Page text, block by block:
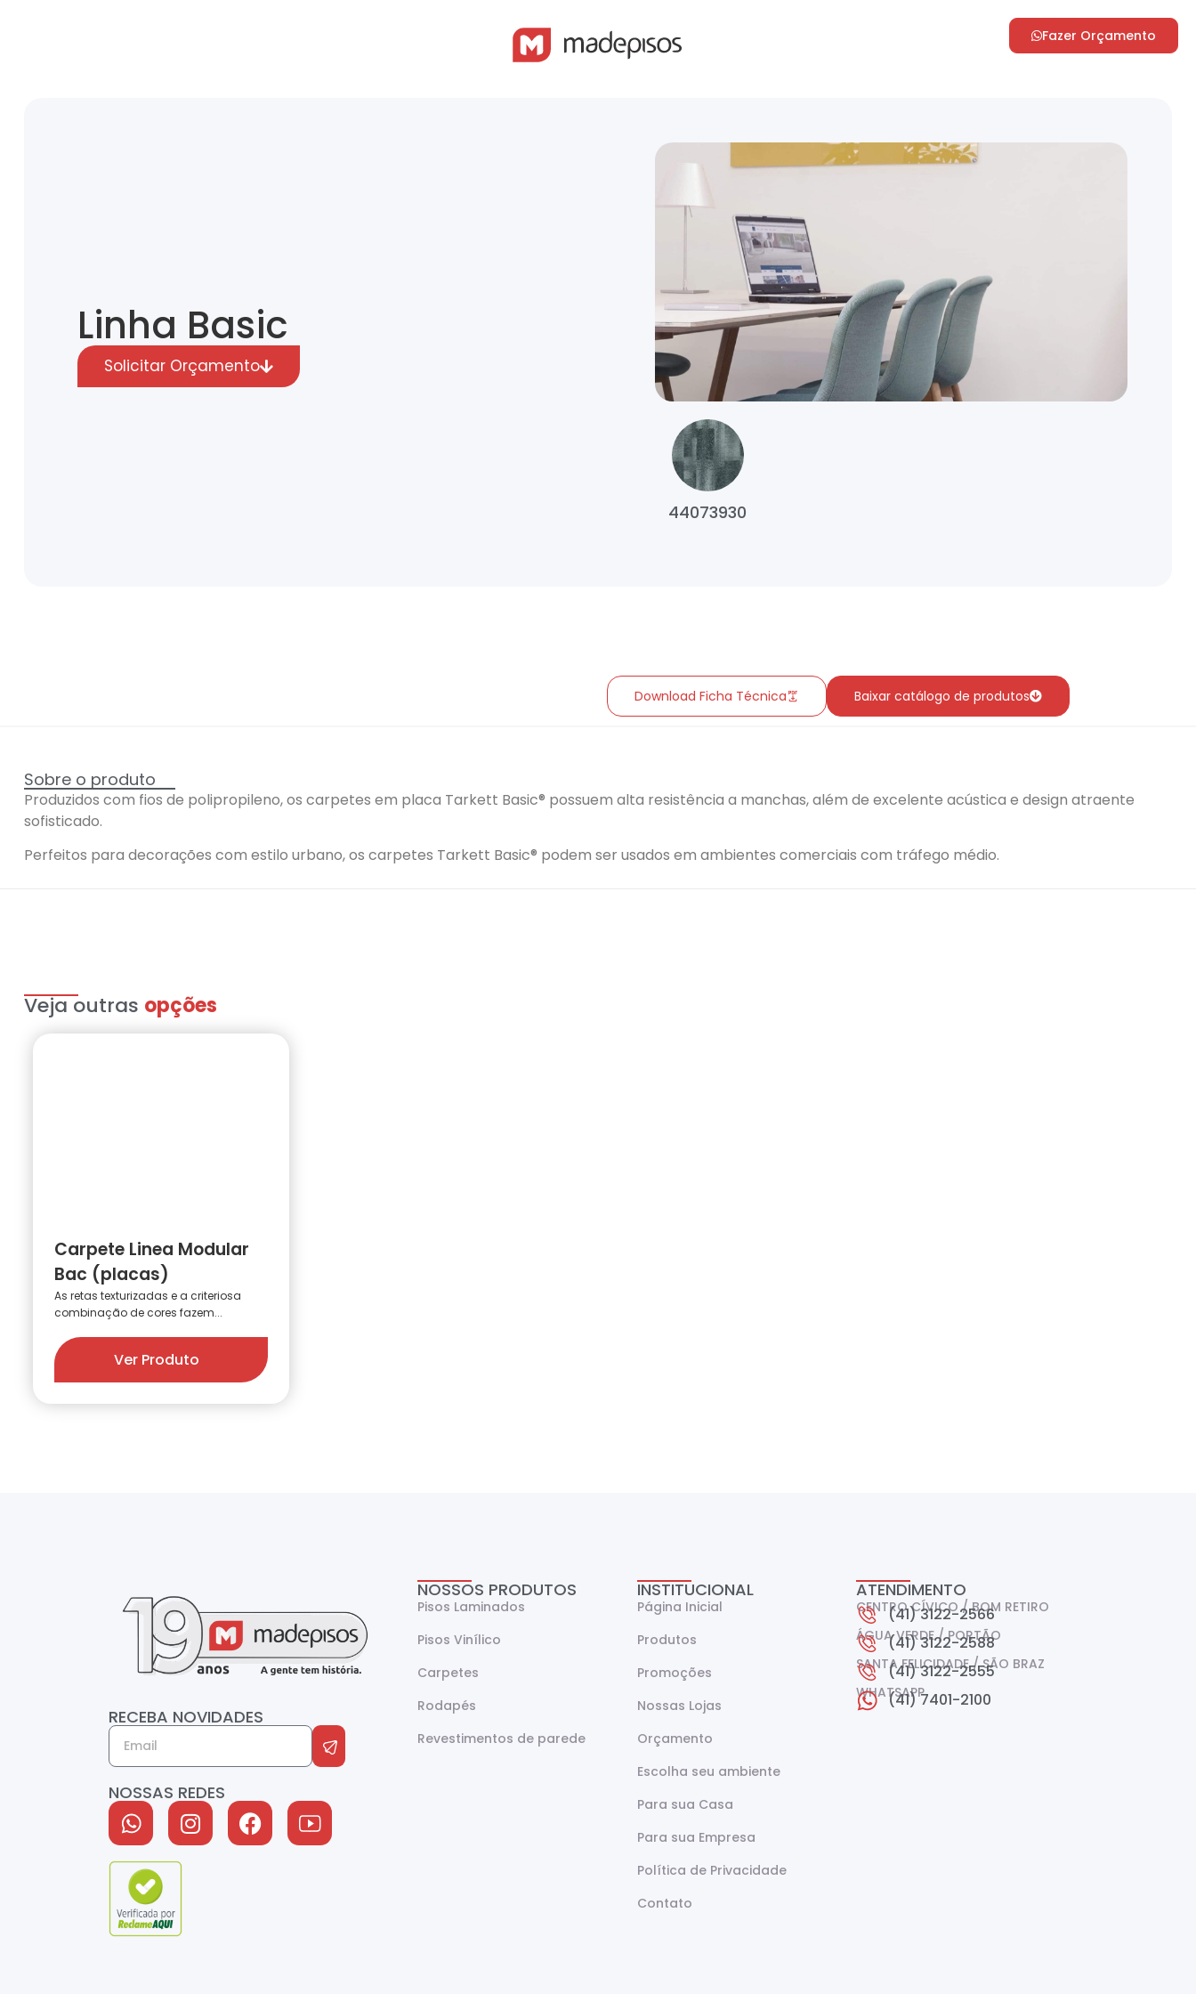
Fazer Orçamento
Linha Basic
Solicitar Orçamento
44073930
Download Ficha Técnica Baixar catálogo de produtos
Sobre o produto
Produzidos com fios de polipropileno, os carpetes em placa Tarkett Basic® possuem alta resistência a manchas, além de excelente acústica e design atraente
sofisticado.
Perfeitos para decorações com estilo urbano, os carpetes Tarkett Basic® podem ser usados em ambientes comerciais com tráfego médio.
Veja outras opções
Carpete Linea Modular
Bac (placas)
As retas texturizadas e a criteriosa
combinação de cores fazem...
Ver Produto
RECEBA NOVIDADES
NOSSAS REDES
NOSSOS PRODUTOS
Pisos Laminados
Pisos Vinílico
Carpetes
Rodapés
Revestimentos de parede
INSTITUCIONAL
Página Inicial
Produtos
Promoções
Nossas Lojas
Orçamento
Escolha seu ambiente
Para sua Casa
Para sua Empresa
Política de Privacidade
Contato
ATENDIMENTO
CENTRO CÍVICO / BOM RETIRO
(41) 3122-2566
ÁGUA VERDE / PORTÃO
(41) 3122-2588
SANTA FELICIDADE / SÃO BRAZ
(41) 3122-2555
WHATSAPP(41) 7401-2100